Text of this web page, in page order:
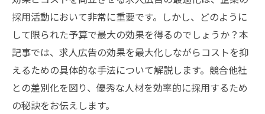
採用活動において非常に重要です。しかし、どのように
して限られた予算で最大の効果を得るのでしょうか？本
記事では、求人広告の効果を最大化しながらコストを抑
えるための具体的な手法について解説します。競合他社
との差別化を図り、優秀な人材を効率的に採用するため
の秘訣をお伝えします。